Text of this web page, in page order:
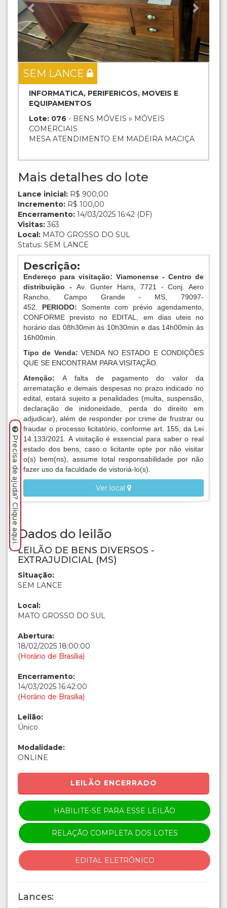
SEM LANCE
INFORMATICA, PERIFERICOS, MOVEIS E
EQUIPAMENTOS
Lote: 076 - BENS MÓVEIS » MÓVEIS
COMERCIAIS
MESA ATENDIMENTO EM MADEIRA MACIÇA
Mais detalhes do lote
Lance inicial: R$ 900,00
Incremento: R$ 100,00
Encerramento: 14/03/2025 16:42 (DF)
Visitas: 363
Local: MATO GROSSO DO SUL
Status: SEM LANCE
Descrição:
Endereço para visitação: Viamonense - Centro de
distribuição - Av. Gunter Hans, 7721 - Conj. Aero
Rancho, Campo Grande - MS, 79097-
452. PERIODO: Somente com prévio agendamento,
CONFORME previsto no EDITAL, em dias uteis no
horário das 08h30min às 10h30min e das 14h00min às
16h00min.
Tipo de Venda:VENDA NO ESTADO E CONDIÇÕES
QUE SE ENCONTRAM PARA VISITAÇÃO.
Atenção:A falta de pagamento do valor da
arrematação e demais despesas no prazo indicado no
edital, estará sujeito a penalidades (multa, suspensão,
declaração de inidoneidade, perda do direito em
adjudicar), além de responder por crime de frustrar ou
fraudar o processo licitatório, conforme art. 155, da Lei
14.133/2021. A visitação é essencial para saber o real
estado dos bens, caso o licitante opte por não visitar
o(s) bem(ns), assume total responsabilidade por não
fazer uso da faculdade de vistoriá-lo(s).
Ver local
Dados do leilão
LEILÃO DE BENS DIVERSOS -
EXTRAJUDICIAL (MS)
Situação:
SEM LANCE
Local:
MATO GROSSO DO SUL
Abertura:
18/02/2025 18:00:00
(Horário de Brasília)
Encerramento:
14/03/2025 16:42:00
(Horário de Brasília)
Leilão:
Único
Modalidade:
ONLINE
LEILÃO ENCERRADO
HABILITE-SE PARA ESSE LEILÃO
RELAÇÃO COMPLETA DOS LOTES
EDITAL ELETRÔNICO
Lances:
Precisa de ajuda? Clique aqui.